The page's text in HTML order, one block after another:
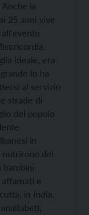
la
25 anni vive
ideale, era
lo ha
al servizio
strade di
del popolo
in
nutrirono del
bambini
e
in India,